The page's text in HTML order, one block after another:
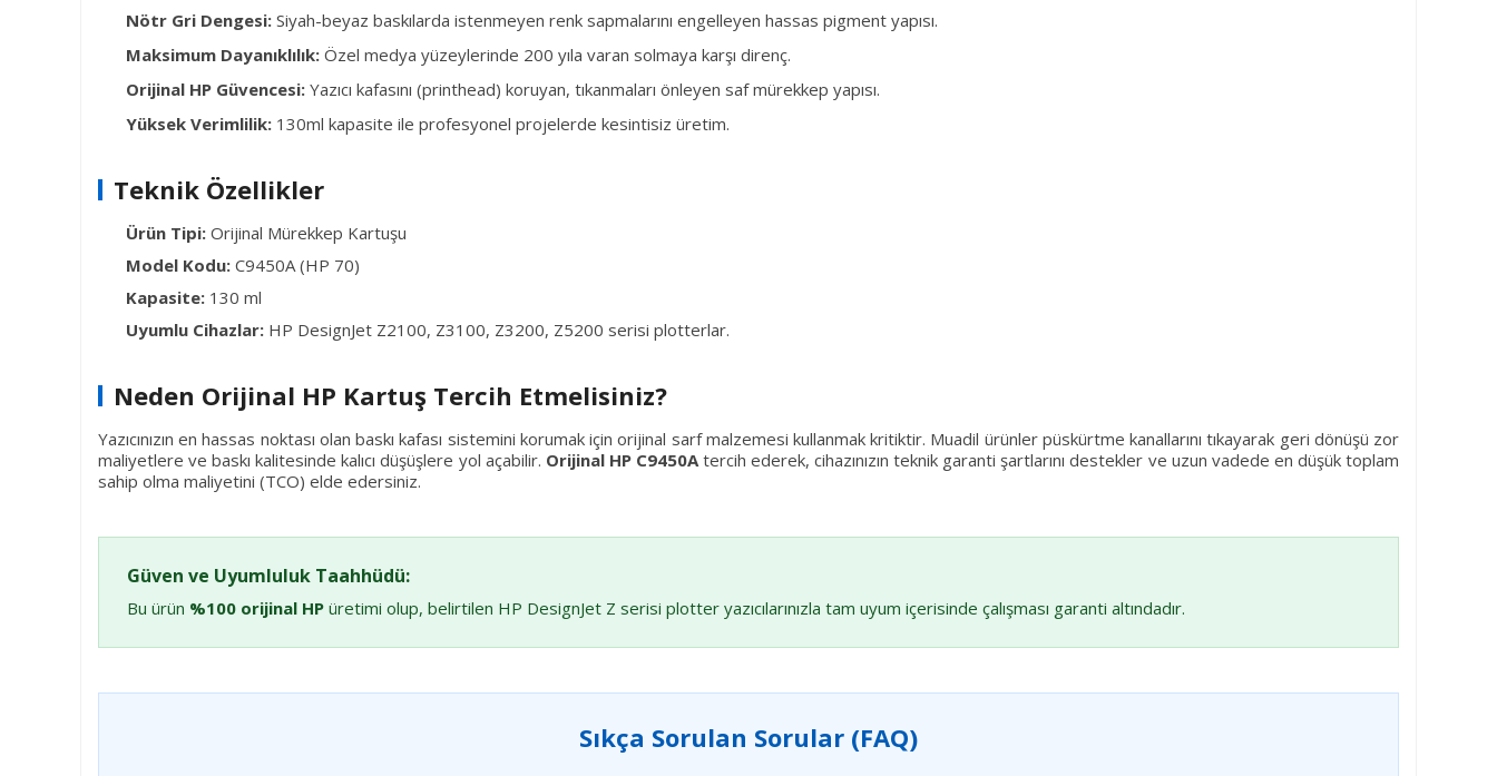
Nötr Gri Dengesi: Siyah-beyaz baskılarda istenmeyen renk sapmalarını engelleyen hassas pigment yapısı.
Maksimum Dayanıklılık: Özel medya yüzeylerinde 200 yıla varan solmaya karşı direnç.
Orijinal HP Güvencesi: Yazıcı kafasını (printhead) koruyan, tıkanmaları önleyen saf mürekkep yapısı.
Yüksek Verimlilik: 130ml kapasite ile profesyonel projelerde kesintisiz üretim.
Teknik Özellikler
Ürün Tipi: Orijinal Mürekkep Kartuşu
Model Kodu: C9450A (HP 70)
Kapasite: 130 ml
Uyumlu Cihazlar: HP DesignJet Z2100, Z3100, Z3200, Z5200 serisi plotterlar.
Neden Orijinal HP Kartuş Tercih Etmelisiniz?
Yazıcınızın en hassas noktası olan baskı kafası sistemini korumak için orijinal sarf malzemesi kullanmak kritiktir. Muadil ürünler püskürtme kanallarını tıkayarak geri dönüşü zor
maliyetlere ve baskı kalitesinde kalıcı düşüşlere yol açabilir. Orijinal HP C9450Atercih ederek, cihazınızın teknik garanti şartlarını destekler ve uzun vadede en düşük toplam
sahip olma maliyetini (TCO) elde edersiniz.
Güven ve Uyumluluk Taahhüdü:
Bu ürün %100 orijinal HP üretimi olup, belirtilen HP DesignJet Z serisi plotter yazıcılarınızla tam uyum içerisinde çalışması garanti altındadır.
Sıkça Sorulan Sorular (FAQ)